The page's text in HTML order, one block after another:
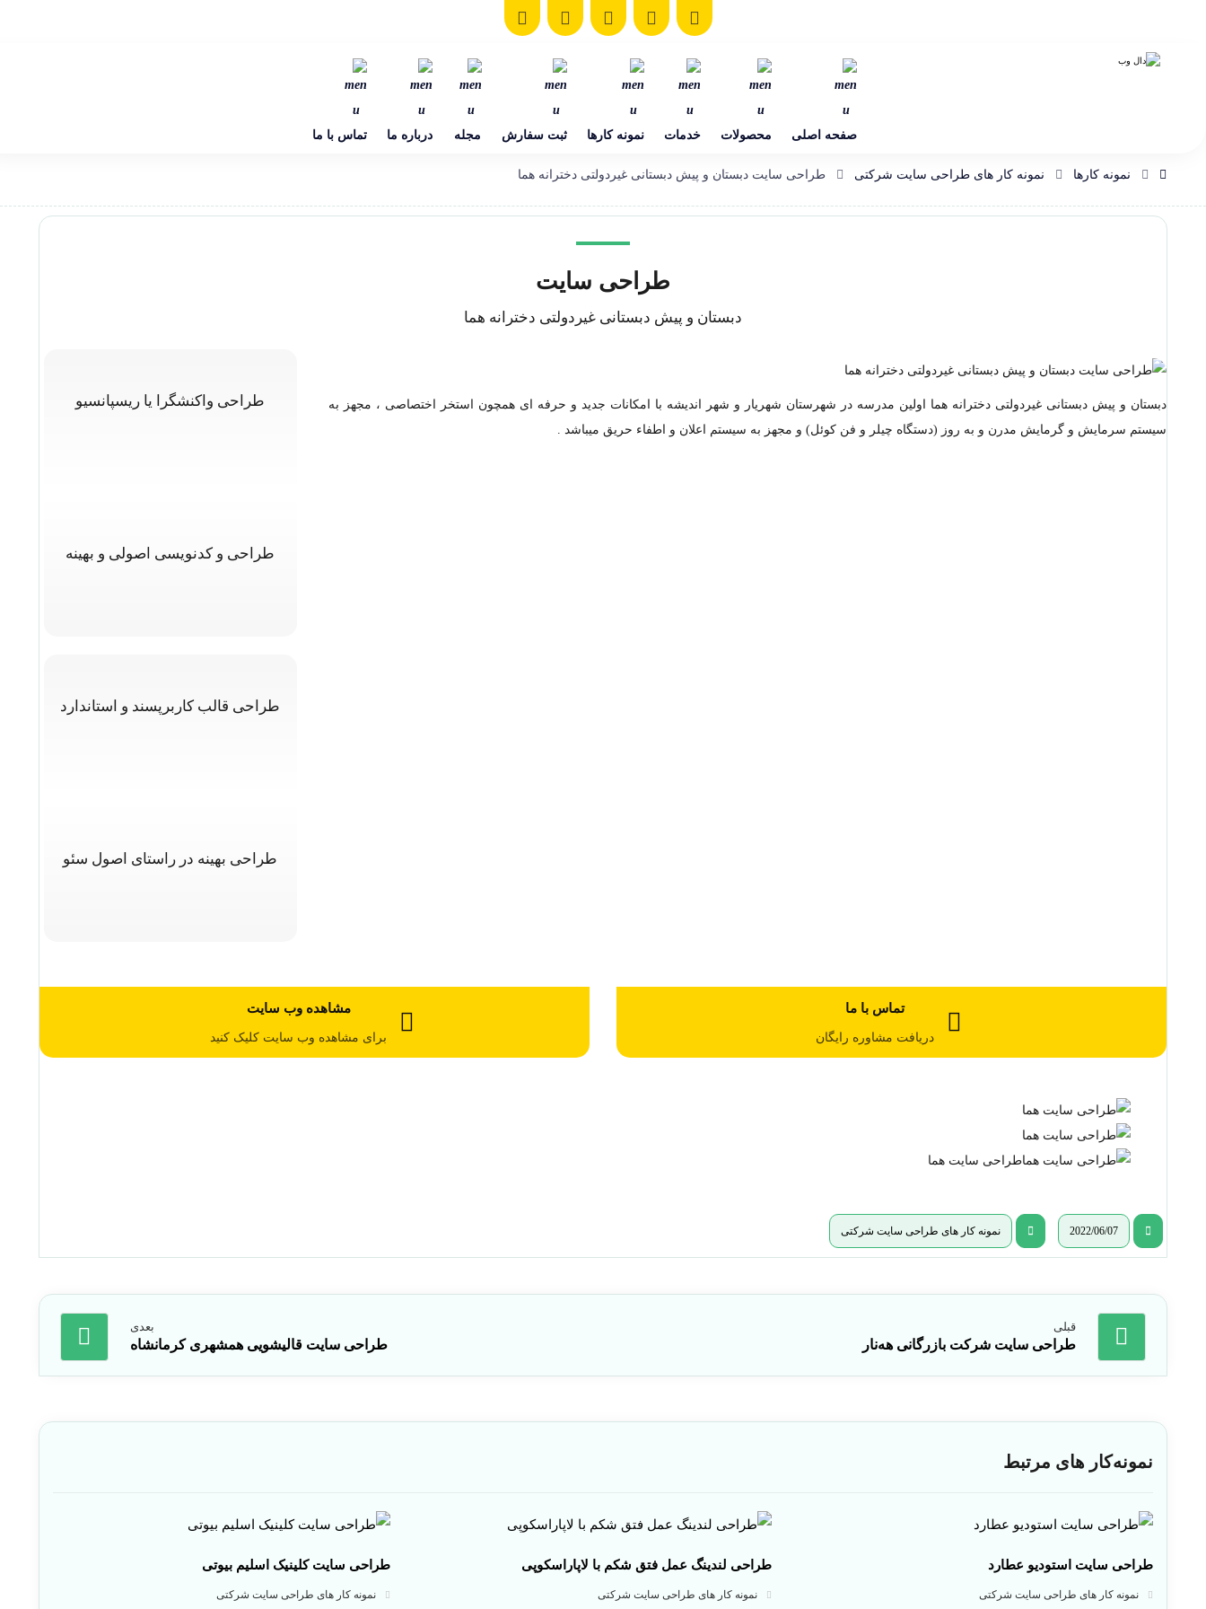
صفحه اصلی محصولات خدمات نمونه کارها ثبت سفارش مجله درباره ما تماس با ما
نمونه کارها نمونه کار های طراحی سایت شرکتی طراحی سایت دبستان و پیش دبستانی غیردولتی دخترانه هما
طراحی سایت
دبستان و پیش دبستانی غیردولتی دخترانه هما
دبستان و پیش دبستانی غیردولتی دخترانه هما اولین مدرسه در شهرستان شهریار و شهر اندیشه با امکانات جدید و حرفه ای همچون استخر اختصاصی ، مجهز به
سیستم سرمایش و گرمایش مدرن و به روز (دستگاه چیلر و فن کوئل) و مجهز به سیستم اعلان و اطفاء حریق میباشد .
طراحی واکنشگرا یا ریسپانسیو
طراحی و کدنویسی اصولی و بهینه
طراحی قالب کاربرپسند و استاندارد
طراحی بهینه در راستای اصول سئو
تماس با ما
دریافت مشاوره رایگان
مشاهده وب سایت
برای مشاهده وب سایت کلیک کنید
2022/06/07 نمونه کار های طراحی سایت شرکتی
قبلی
طراحی سایت شرکت بازرگانی هه‌نار
بعدی
طراحی سایت قالیشویی همشهری کرمانشاه
نمونه‌کار های مرتبط
طراحی سایت استودیو عطارد
نمونه کار های طراحی سایت شرکتی
طراحی لندینگ عمل فتق شکم با لاپاراسکوپی
نمونه کار های طراحی سایت شرکتی
طراحی سایت کلینیک اسلیم بیوتی
نمونه کار های طراحی سایت شرکتی